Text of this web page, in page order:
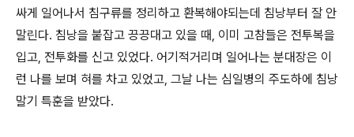
싸게 일어나서 침구류를 정리하고 환복해야되는데 침낭부터 잘 안
말린다. 침낭을 붙잡고 끙끙대고 있을 때, 이미 고참들은 전투복을
입고, 전투화를 신고 있었다. 어기적거리며 일어나는 분대장은 이
런 나를 보며 혀를 차고 있었고, 그날 나는 심일병의 주도하에 침낭
말기 특훈을 받았다.